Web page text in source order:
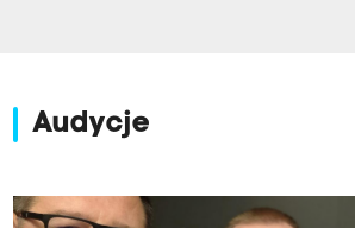
Audycje